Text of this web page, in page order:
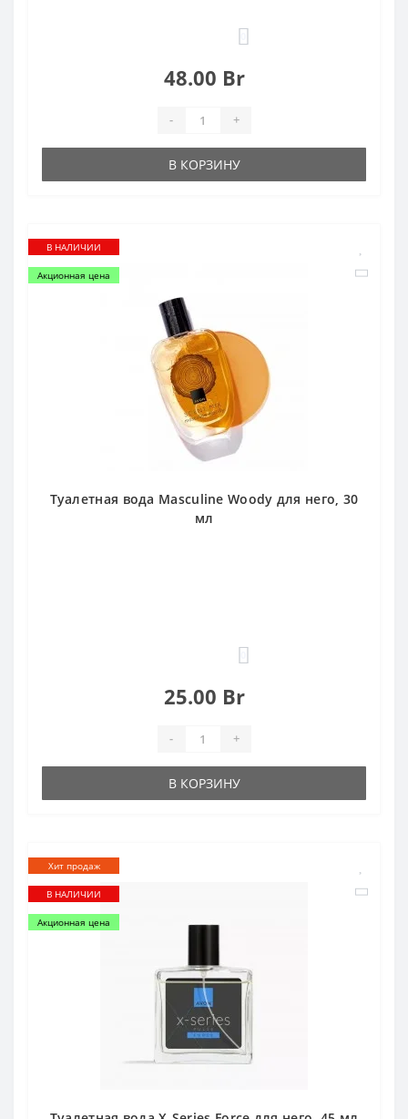
48.00 Br
- +
В КОРЗИНУ
В НАЛИЧИИ
Акционная цена
Туалетная вода Masculine Woody для него, 30
мл
25.00 Br
- +
В КОРЗИНУ
Хит продаж
В НАЛИЧИИ
Акционная цена